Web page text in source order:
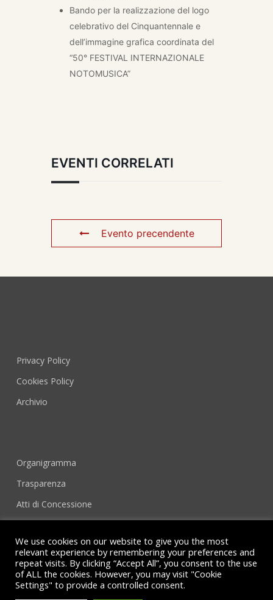
Bando per la realizzazione del logo
celebrativo del Cinquantennale e
dell’immagine grafica coordinata del
“50° FESTIVAL INTERNAZIONALE
NOTOMUSICA”
EVENTI CORRELATI
Evento precendente
Privacy Policy
Cookies Policy
Archivio
Organigramma
Trasparenza
Atti di Concessione
© 2026 Associazione Concerti Città di Noto.
We use cookies on our website to give you the most
relevant experience by remembering your preferences and
repeat visits. By clicking “Accept All”, you consent to the use
of ALL the cookies. However, you may visit "Cookie
Settings" to provide a controlled consent.